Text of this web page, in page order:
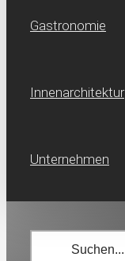
Gastronomie
Innen­architektur
Unternehmen